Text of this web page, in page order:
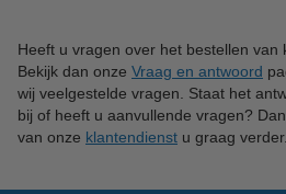
Heeft u vragen over het bestellen van
Bekijk dan onze Vraag en antwoord
wij veelgestelde vragen. Staat het
bij of heeft u aanvullende vragen?
van onze klantendienst u graag verder.